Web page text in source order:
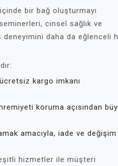
bir bağ oluşturmayı
cinsel sağlık ve
deneyimini daha da eğlenceli
kargo imkanı
koruma açısından
amacıyla, iade ve değişim
hizmetler ile müşteri